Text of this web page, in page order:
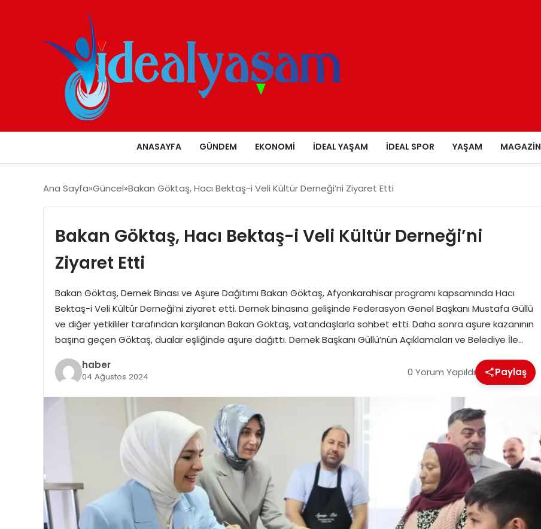
ANASAYFA GÜNDEM EKONOMI İDEAL YAŞAM İDEAL SPOR YAŞAM MAGAZIN
Ana Sayfa Güncel Bakan Göktaş, Hacı Bektaş-i Veli Kültür Derneği’ni Ziyaret Etti
Bakan Göktaş, Hacı Bektaş-i Veli Kültür Derneği’ni
Ziyaret Etti
Bakan Göktaş, Dernek Binası ve Aşure Dağıtımı Bakan Göktaş, Afyonkarahisar programı kapsamında Hacı
Bektaş-i Veli Kültür Derneği’ni ziyaret etti. Dernek binasına gelişinde Federasyon Genel Başkanı Mustafa Güllü
ve diğer yetkililer tarafından karşılanan Bakan Göktaş, vatandaşlarla sohbet etti. Daha sonra aşure kazanının
başına geçen Göktaş, dualar eşliğinde aşure dağıttı. Dernek Başkanı Güllü’nün Açıklamaları ve Belediye İle…
haber
04 Ağustos 2024 0 Yorum Yapıldı Paylaş